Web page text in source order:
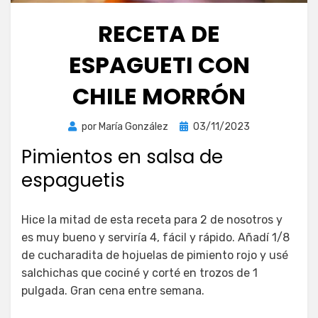
RECETA DE
ESPAGUETI CON
CHILE MORRÓN
por María González
Publicada
03/11/2023
Pimientos en salsa de
espaguetis
Hice la mitad de esta receta para 2 de nosotros y
es muy bueno y serviría 4, fácil y rápido. Añadí 1/8
de cucharadita de hojuelas de pimiento rojo y usé
salchichas que cociné y corté en trozos de 1
pulgada. Gran cena entre semana.